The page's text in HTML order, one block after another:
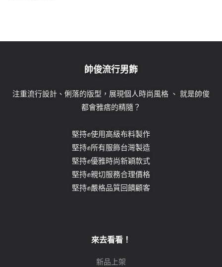
帥俊流行男飾
注重流行設計、俐落的版型，展現個人時尚風格 、 就是帥俊
都會雅痞的精隨？
堅持✊使用高級布料製作
堅持✊所有服飾台灣製造
堅持✊優雅時尚新穎款式
堅持✊親切服務合理價格
堅持✊嚴格品質回饋顧客
來去看看！
新品上架